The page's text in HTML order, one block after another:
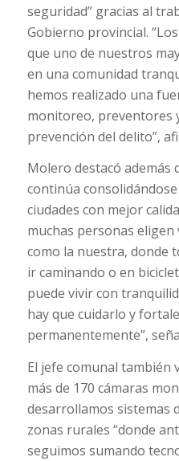
seguridad” gracias al
Gobierno provincial.
que uno de nuestros
en una comunidad
hemos realizado una
monitoreo, preventores
prevención del delito”,
Molero destacó además
continúa
ciudades con mejor
muchas personas
como la nuestra, donde
ir caminando o en
puede vivir con
hay que cuidarlo y
permanentemente”,
El jefe comunal también
más de 170 cámaras
desarrollamos sistemas
zonas rurales “donde
seguimos sumando